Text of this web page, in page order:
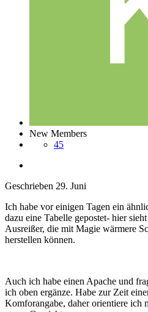
New Members
45
Geschrieben 29. Juni
Ich habe vor einigen Tagen ein
dazu eine Tabelle gepostet- hier
Ausreißer, die mit Magie wärmere
herstellen können.
Auch ich habe einen Apache und
ich oben ergänze. Habe zur Zeit
Komforangabe, daher orientiere ich